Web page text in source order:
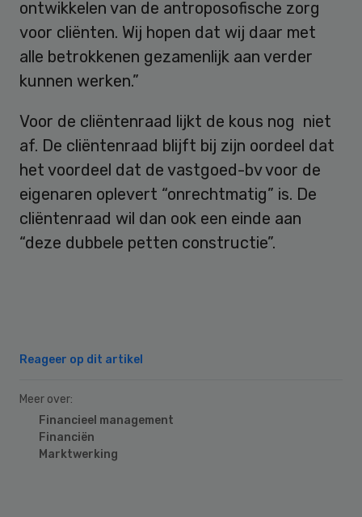
ontwikkelen van de antroposofische zorg
voor cliënten. Wij hopen dat wij daar met
alle betrokkenen gezamenlijk aan verder
kunnen werken.”
Voor de cliëntenraad lijkt de kous nog niet
af. De cliëntenraad blijft bij zijn oordeel dat
het voordeel dat de vastgoed-bv voor de
eigenaren oplevert “onrechtmatig” is. De
cliëntenraad wil dan ook een einde aan
“deze dubbele petten constructie”.
Reageer op dit artikel
Meer over:
Financieel management
Financiën
Marktwerking